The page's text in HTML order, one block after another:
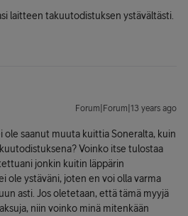
laitteen takuutodistuksen ystävältästi.
Forum|Forum|13 years ago
ole saanut muuta kuittia Soneralta, kuin
Voinko itse tulostaa
jonkin kuitin läppärin
ole ystäväni, joten en voi olla varma
asti. Jos oletetaan, että tämä myyjä
niin voinko minä mitenkään